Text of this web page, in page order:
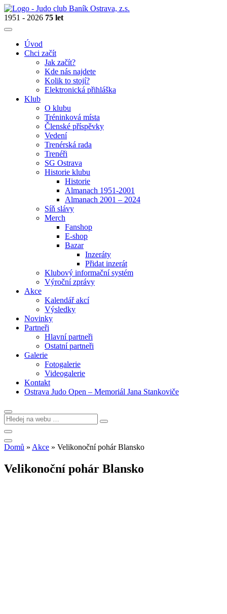
1951 - 2026 75 let
Úvod
Chci začít
Jak začít?
Kde nás najdete
Kolik to stojí?
Elektronická přihláška
Klub
O klubu
Tréninková místa
Členské příspěvky
Vedení
Trenérská rada
Trenéři
SG Ostrava
Historie klubu
Historie
Almanach 1951-2001
Almanach 2001 – 2024
Síň slávy
Merch
Fanshop
E-shop
Bazar
Inzeráty
Přidat inzerát
Klubový informační systém
Výroční zprávy
Akce
Kalendář akcí
Výsledky
Novinky
Partneři
Hlavní partneři
Ostatní partneři
Galerie
Fotogalerie
Videogalerie
Kontakt
Ostrava Judo Open – Memoriál Jana Stankoviče
Domů » Akce » Velikonoční pohár Blansko
Velikonoční pohár Blansko